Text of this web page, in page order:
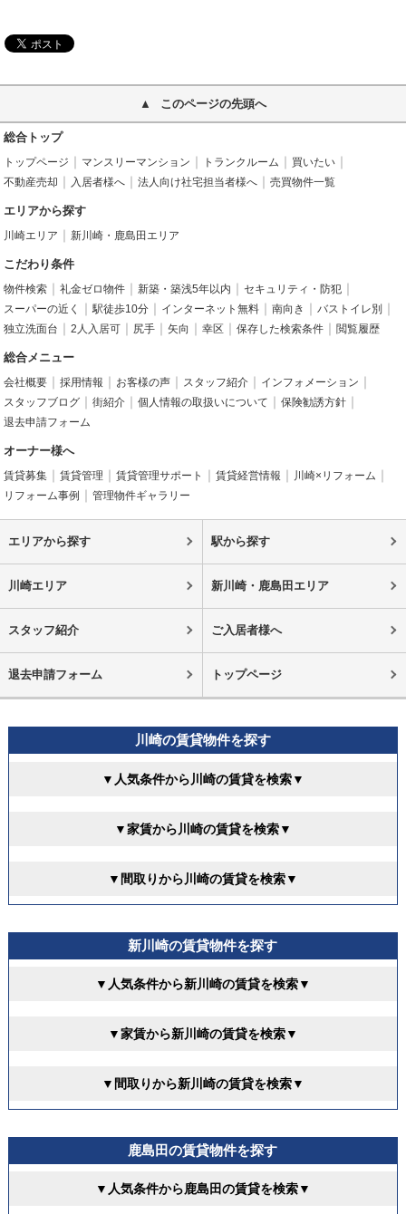
このページの先頭へ
総合トップ
トップページ マンスリーマンション トランクルーム
買いたい
不動産売却
入居者様へ 法人向け社宅担当者様へ 売買物件一覧
エリアから探す
川崎エリア 新川崎・鹿島田エリア
こだわり条件
物件検索 礼金ゼロ物件 新築・築浅5年以内
セキュリティ・防犯
スーパーの近く
駅徒歩10分 インターネット無料 南向き
バストイレ別
独立洗面台
2人入居可 尻手 矢向 幸区 保存した検索条件 閲覧履歴
総合メニュー
会社概要 採用情報 お客様の声 スタッフ紹介
インフォメーション
スタッフブログ
街紹介 個人情報の取扱いについて
保険勧誘方針
退去申請フォーム
オーナー様へ
賃貸募集 賃貸管理 賃貸管理サポート 賃貸経営情報
川崎×リフォーム
リフォーム事例
管理物件ギャラリー
エリアから探す 駅から探す
川崎エリア 新川崎・鹿島田エリア
スタッフ紹介 ご入居者様へ
退去申請フォーム トップページ
川崎の賃貸物件を探す
▼人気条件から川崎の賃貸を検索▼
▼家賃から川崎の賃貸を検索▼
▼間取りから川崎の賃貸を検索▼
新川崎の賃貸物件を探す
▼人気条件から新川崎の賃貸を検索▼
▼家賃から新川崎の賃貸を検索▼
▼間取りから新川崎の賃貸を検索▼
鹿島田の賃貸物件を探す
▼人気条件から鹿島田の賃貸を検索▼